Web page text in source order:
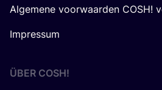
Algemene voorwaarden COSH!
Impressum
ÜBER COSH!